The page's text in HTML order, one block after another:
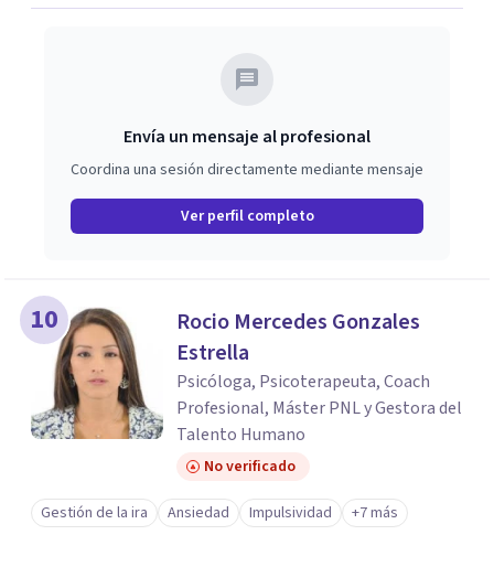
Envía un mensaje al profesional
Coordina una sesión directamente mediante mensaje
Ver perfil completo
10
Rocio Mercedes Gonzales
Estrella
Psicóloga, Psicoterapeuta, Coach
Profesional, Máster PNL y Gestora del
Talento Humano
No verificado
Gestión de la ira Ansiedad Impulsividad +7 más